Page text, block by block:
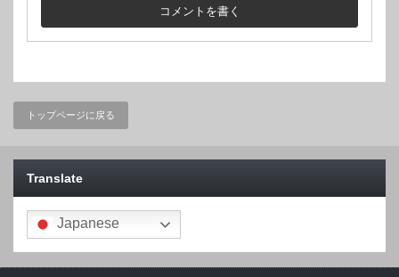
トップページに戻る
Translate
Japanese